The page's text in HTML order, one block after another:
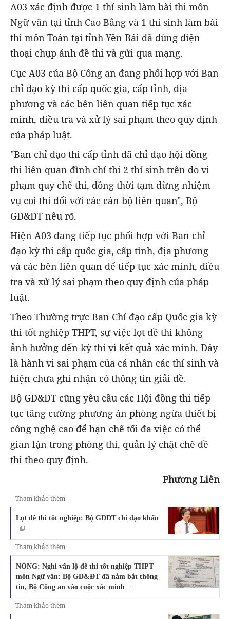
A03 xác định được 1 thí sinh làm bài thi môn
Ngữ văn tại tỉnh Cao Bằng và 1 thí sinh làm bài
thi môn Toán tại tỉnh Yên Bái đã dùng điện
thoại chụp ảnh đề thi và gửi qua mạng.
Cục A03 của Bộ Công an đang phối hợp với Ban
chỉ đạo kỳ thi cấp quốc gia, cấp tỉnh, địa
phương và các bên liên quan tiếp tục xác
minh, điều tra và xử lý sai phạm theo quy định
của pháp luật.
"Ban chỉ đạo thi cấp tỉnh đã chỉ đạo hội đồng
thi liên quan đình chỉ thi 2 thí sinh trên do vi
phạm quy chế thi, đồng thời tạm dừng nhiệm
vụ coi thi đối với các cán bộ liên quan", Bộ
GD&ĐT nêu rõ.
Hiện A03 đang tiếp tục phối hợp với Ban chỉ
đạo kỳ thi cấp quốc gia, cấp tỉnh, địa phương
và các bên liên quan để tiếp tục xác minh, điều
tra và xử lý sai phạm theo quy định của pháp
luật.
Theo Thường trực Ban Chỉ đạo cấp Quốc gia kỳ
thi tốt nghiệp THPT, sự việc lọt đề thi không
ảnh hưởng đến kỳ thi vì kết quả xác minh. Đây
là hành vi sai phạm của cá nhân các thí sinh và
hiện chưa ghi nhận có thông tin giải đề.
Bộ GD&ĐT cũng yêu cầu các Hội đồng thi tiếp
tục tăng cường phương án phòng ngừa thiết bị
công nghệ cao để hạn chế tối đa việc có thể
gian lận trong phòng thi, quản lý chặt chẽ đề
thi theo quy định.
Phương Liên
Tham khảo thêm
Lọt đề thi tốt nghiệp: Bộ GDĐT chỉ đạo khẩn
Tham khảo thêm
NÓNG: Nghi vấn lộ đề thi tốt nghiệp THPT
môn Ngữ văn: Bộ GD&ĐT đã nắm bắt thông
tin, Bộ Công an vào cuộc xác minh
Tham khảo thêm